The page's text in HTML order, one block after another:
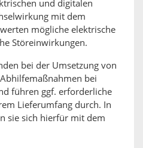
und digitalen
mit dem
mögliche elektrische
Störeinwirkungen.
bei der Umsetzung von
bei
führen ggf. erforderliche
Lieferumfang durch. In
sie sich hierfür mit dem